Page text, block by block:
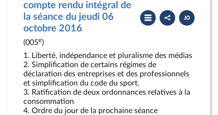
compte rendu intégral de
la séance du jeudi 06
octobre 2016
(005e)
Partager
le
compte
Télécharger
le
PDF
1. Liberté, indépendance et pluralisme des médias
2. Simplification de certains régimes de
déclaration des entreprises et des professionnels
et simplification du code du sport.
3. Ratification de deux ordonnances relatives à la
consommation
4. Ordre du jour de la prochaine séance